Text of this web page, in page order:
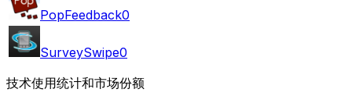
PopFeedback0
SurveySwipe0
技术使用统计和市场份额